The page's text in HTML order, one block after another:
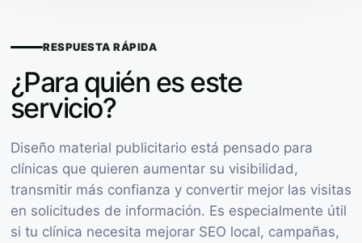
RESPUESTA RÁPIDA
¿Para quién es este
servicio?
Diseño material publicitario está pensado para
clínicas que quieren aumentar su visibilidad,
transmitir más confianza y convertir mejor las visitas
en solicitudes de información. Es especialmente útil
si tu clínica necesita mejorar SEO local, campañas,